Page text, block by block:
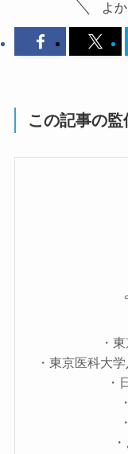
よ
この記事の監
・
・東京医科大
・